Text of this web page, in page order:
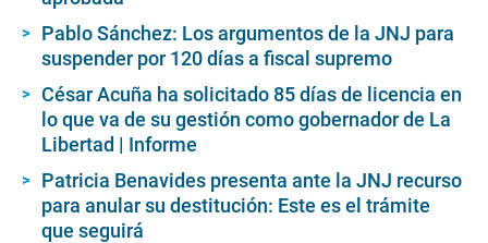
Pablo Sánchez: Los argumentos de la JNJ para
suspender por 120 días a fiscal supremo
César Acuña ha solicitado 85 días de licencia en
lo que va de su gestión como gobernador de La
Libertad | Informe
Patricia Benavides presenta ante la JNJ recurso
para anular su destitución: Este es el trámite
que seguirá